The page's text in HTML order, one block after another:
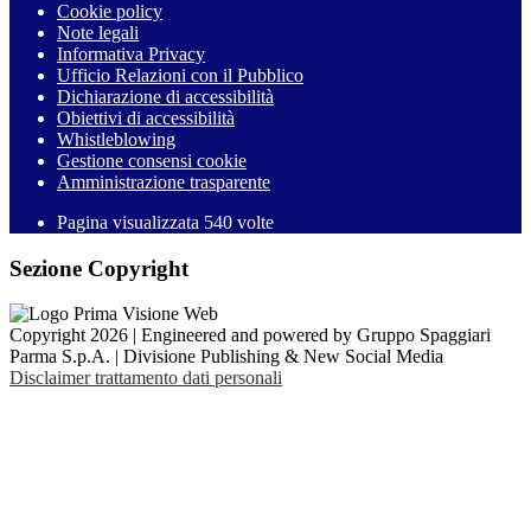
Cookie policy
Note legali
Informativa Privacy
Ufficio Relazioni con il Pubblico
Dichiarazione di accessibilità
Obiettivi di accessibilità
Whistleblowing
Gestione consensi cookie
Amministrazione trasparente
Pagina visualizzata 540 volte
Sezione Copyright
Copyright 2026 | Engineered and powered by Gruppo Spaggiari
Parma S.p.A. | Divisione Publishing & New Social Media
Disclaimer trattamento dati personali